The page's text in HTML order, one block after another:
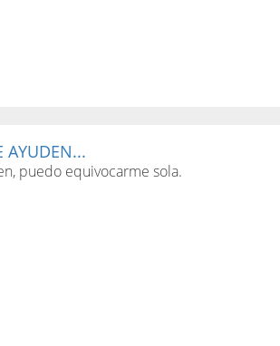
AYUDEN...
puedo equivocarme sola.